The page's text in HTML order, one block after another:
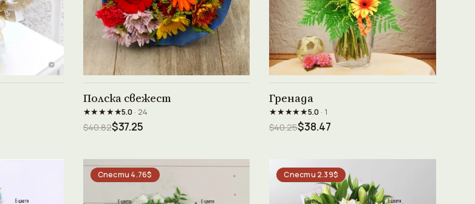
Полска свежест
★★★★★5.0 · 24
$40.82$37.25
Гренада
★★★★★5.0· 1
$40.25$38.47
Спести 4.76$ Спести 2.39$